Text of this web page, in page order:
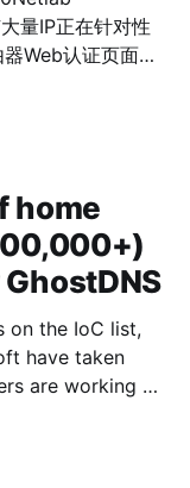
任的响应； 读
样本中出现的
者的错误判断。
攻击者或者任何
量IP正在针对性
Web认证页面进
认DNS地址为
我们将它们分别
，PyPhp
程序由同一个恶
部署规模最
名为
系统，其它还包
System，
互协同运作实现
GhostDNS。
home
on the IoC list,
have taken
are working on
years ago